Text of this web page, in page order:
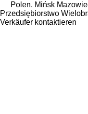
Polen, Mińsk
Przedsiębiorstwo
Verkäufer kontaktieren